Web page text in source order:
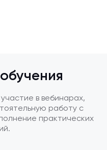
в вебинарах,
работу с
практических